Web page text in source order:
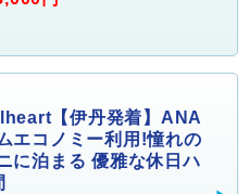
【伊丹発着】ANA
エコノミー利用!憧れの
に泊まる 優雅な休日ハ